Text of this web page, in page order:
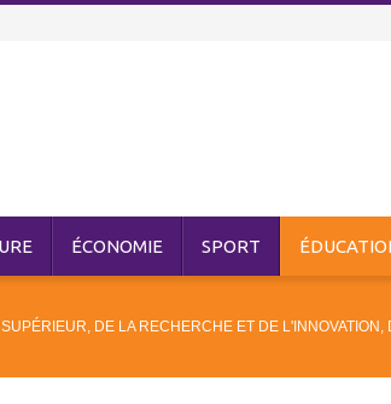
ÉCONOMIE SPORT
DE LA RECHERCHE ET DE